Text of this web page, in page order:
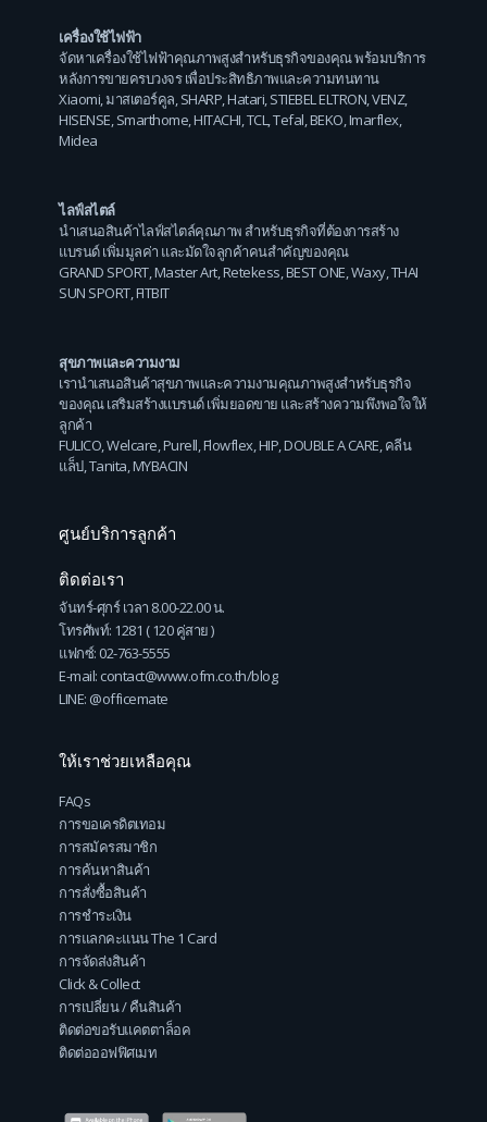
เครื่องใช้ไฟฟ้า
จัดหาเครื่องใช้ไฟฟ้าคุณภาพสูงสำหรับธุรกิจของคุณ พร้อมบริการ
หลังการขายครบวงจร เพื่อประสิทธิภาพและความทนทาน
Xiaomi,มาสเตอร์คูล,SHARP,Hatari,STIEBEL ELTRON,VENZ,
HISENSE,Smarthome,HITACHI,TCL,Tefal,BEKO,Imarflex,
Midea
ไลฟ์สไตล์
นำเสนอสินค้าไลฟ์สไตล์คุณภาพ สำหรับธุรกิจที่ต้องการสร้าง
แบรนด์ เพิ่มมูลค่า และมัดใจลูกค้าคนสำคัญของคุณ
GRAND SPORT,Master Art,Retekess,BEST ONE,Waxy,THAI
SUN SPORT,FITBIT
สุขภาพและความงาม
เรานำเสนอสินค้าสุขภาพและความงามคุณภาพสูงสำหรับธุรกิจ
ของคุณ เสริมสร้างแบรนด์ เพิ่มยอดขาย และสร้างความพึงพอใจให้
ลูกค้า
FULICO,Welcare,Purell,Flowflex,HIP,DOUBLE A CARE,คลีน
แล็ป,Tanita,MYBACIN
ศูนย์บริการลูกค้า
ติดต่อเรา
จันทร์-ศุกร์ เวลา 8.00-22.00 น.
โทรศัพท์: 1281 ( 120 คู่สาย )
แฟกซ์: 02-763-5555
E-mail: contact@www.ofm.co.th/blog
LINE: @officemate
ให้เราช่วยเหลือคุณ
FAQs
การขอเครดิตเทอม
การสมัครสมาชิก
การค้นหาสินค้า
การสั่งซื้อสินค้า
การชำระเงิน
การแลกคะแนน The 1 Card
การจัดส่งสินค้า
Click & Collect
การเปลี่ยน / คืนสินค้า
ติดต่อขอรับแคตตาล็อค
ติดต่อออฟฟิศเมท